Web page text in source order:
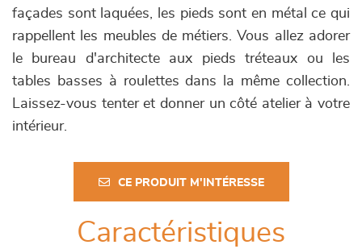
façades sont laquées, les pieds sont en métal ce qui
rappellent les meubles de métiers. Vous allez adorer
le bureau d'architecte aux pieds tréteaux ou les
tables basses à roulettes dans la même collection.
Laissez-vous tenter et donner un côté atelier à votre
intérieur.
CE PRODUIT M'INTÉRESSE
Caractéristiques